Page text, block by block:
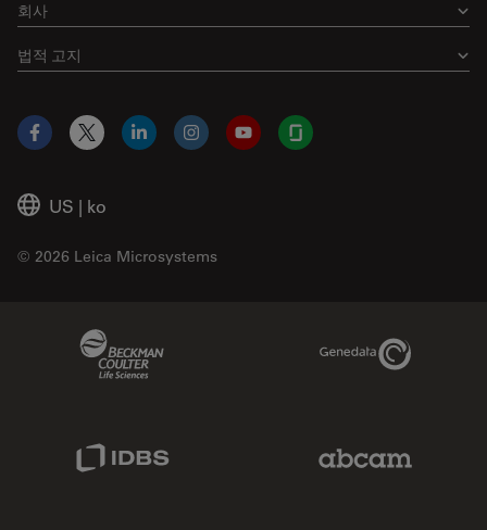
회사
법적 고지
US | ko
© 2026 Leica Microsystems
Facebook
X LinkedInInstagramYouTubeGlassdoor
Genedata Link